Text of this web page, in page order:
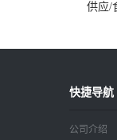
供应/
快捷导航
公司介绍